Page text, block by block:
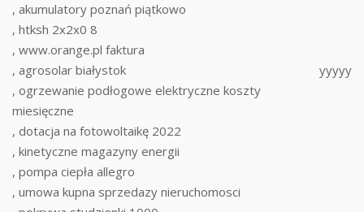
, akumulatory poznań piątkowo
, htksh 2x2x0 8
, www.orange.pl faktura
, agrosolar białystok
, ogrzewanie podłogowe elektryczne koszty
miesięczne
, dotacja na fotowoltaikę 2022
, kinetyczne magazyny energii
, pompa ciepła allegro
, umowa kupna sprzedazy nieruchomosci
yyyyy